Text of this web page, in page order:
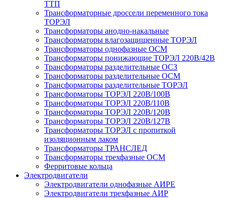
ТТП
Трансформаторные дроссели переменного тока
ТОРЭЛ
Трансформаторы анодно-накальные
Трансформаторы влагозащищенные ТОРЭЛ
Трансформаторы однофазные ОСМ
Трансформаторы понижающие ТОРЭЛ 220В/42В
Трансформаторы разделительные ОСЗ
Трансформаторы разделительные ОСМ
Трансформаторы разделительные ТОРЭЛ
Трансформаторы ТОРЭЛ 220В/100В
Трансформаторы ТОРЭЛ 220В/110В
Трансформаторы ТОРЭЛ 220В/120В
Трансформаторы ТОРЭЛ 220В/127В
Трансформаторы ТОРЭЛ с пропиткой
изоляционным лаком
Трансформаторы ТРАНСЛЕД
Трансформаторы трехфазные ОСМ
Ферритовые кольца
Электродвигатели
Электродвигатели однофазные АИРЕ
Электродвигатели трехфазные АИР